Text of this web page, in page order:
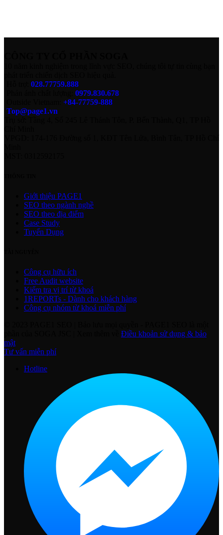
028.77759.888
0979.830.678
+84-77759-888
Top@page1.vn
Giới thiệu PAGE1
SEO theo ngành nghề
SEO theo địa điểm
Case Study
Tuyển Dụng
Công cụ hữu ích
Free Audit website
Kiểm tra vị trí từ khoá
1REPORTs - Dành cho khách hàng
Công cụ nhóm từ khoá miễn phí
Điều khoản sử dụng & bảo
mật
Tư vấn miễn phí
Hotline